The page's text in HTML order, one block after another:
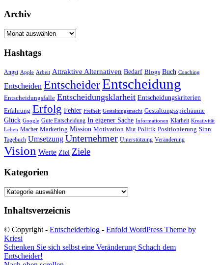
Archiv
Archiv
Hashtags
Angst Apple Arbeit Attraktive Alternativen Bedarf Blogs Buch Coaching
Entscheiden EntscheiderEntscheidung
Entscheidungsfalle Entscheidungsklarheit Entscheidungskriterien
Erfahrung Erfolg Fehler Freiheit Gestaltungsmacht Gestaltungsspielräume
Glück Google Gute Entscheidung In eigener Sache Informationen Klarheit Kreativität
Leben Macher Marketing Mission Motivation Mut Politik Positionierung Sinn
Tagebuch Umsetzung Unternehmer Unterstützung Veränderung
Vision Werte Ziel Ziele
Kategorien
Kategorien
Inhaltsverzeicnis
© Copyright - Entscheiderblog - Enfold WordPress Theme by
Kriesi
Schenken Sie sich selbst eine Veränderung Schach dem
Entscheider!